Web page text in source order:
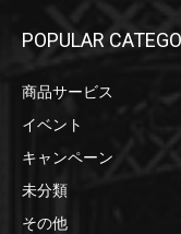
POPULAR
商品サービス
イベント
キャンペーン
未分類
その他